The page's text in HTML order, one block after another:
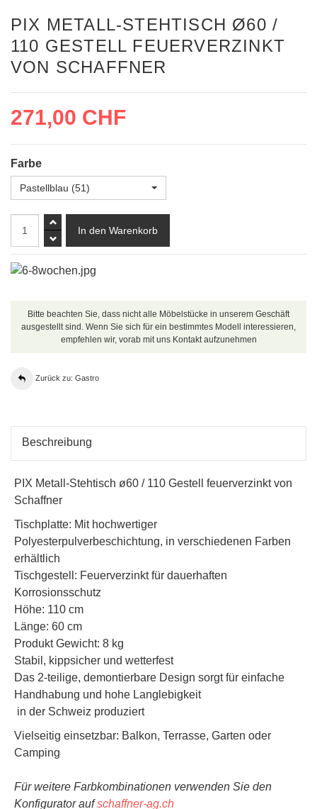
PIX METALL-STEHTISCH Ø60 /
110 GESTELL FEUERVERZINKT
VON SCHAFFNER
271,00 CHF
Farbe
Pastellblau (51)
Bitte beachten Sie, dass nicht alle Möbelstücke in unserem Geschäft
ausgestellt sind. Wenn Sie sich für ein bestimmtes Modell interessieren,
empfehlen wir, vorab mit uns Kontakt aufzunehmen
Zurück zu: Gastro
Beschreibung
PIX Metall-Stehtisch ø60 / 110 Gestell feuerverzinkt von
Schaffner
Tischplatte: Mit hochwertiger
Polyesterpulverbeschichtung, in verschiedenen Farben
erhältlich
Tischgestell: Feuerverzinkt für dauerhaften
Korrosionsschutz
Höhe: 110 cm
Länge: 60 cm
Produkt Gewicht: 8 kg
Stabil, kippsicher und wetterfest
Das 2-teilige, demontierbare Design sorgt für einfache
Handhabung und hohe Langlebigkeit
in der Schweiz produziert
Vielseitig einsetzbar: Balkon, Terrasse, Garten oder
Camping
Für weitere Farbkombinationen verwenden Sie den
Konfigurator aufschaffner-ag.ch